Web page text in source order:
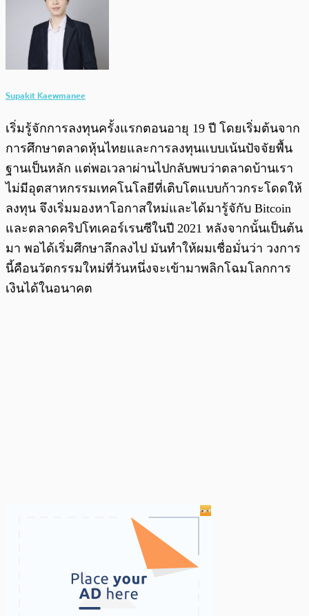
Supakit Kaewmanee
เริ่มรู้จักการลงทุนครั้งแรกตอนอายุ 19 ปี โดยเริ่มต้นจาก
การศึกษาตลาดหุ้นไทยและการลงทุนแบบเน้นปัจจัยพื้น
ฐานเป็นหลัก แต่พอเวลาผ่านไปกลับพบว่าตลาดบ้านเรา
ไม่มีอุตสาหกรรมเทคโนโลยีที่เติบโตแบบก้าวกระโดดให้
ลงทุน จึงเริ่มมองหาโอกาสใหม่และได้มารู้จักับ Bitcoin
และตลาดคริปโทเคอร์เรนซีในปี 2021 หลังจากนั้นเป็นต้น
มา พอได้เริ่มศึกษาลึกลงไป มันทำให้ผมเชื่อมั่นว่า วงการ
นี้คือนวัตกรรมใหม่ที่วันหนึ่งจะเข้ามาพลิกโฉมโลกการ
เงินได้ในอนาคต